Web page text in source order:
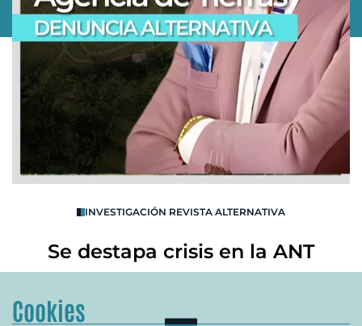
INVESTIGACIÓN REVISTA ALTERNATIVA
Se destapa crisis en la ANT
Cookies